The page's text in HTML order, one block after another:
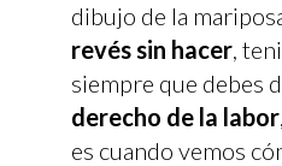
dibujo de la
revés sin hacer,
siempre que debes
derecho de la labor
es cuando vemos